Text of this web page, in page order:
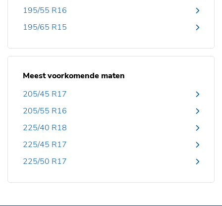
195/55 R16
195/65 R15
Meest voorkomende maten
205/45 R17
205/55 R16
225/40 R18
225/45 R17
225/50 R17